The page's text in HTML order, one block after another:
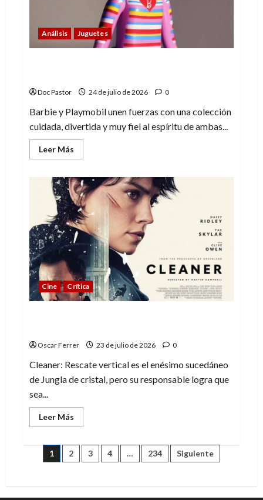
Análisis Juguetes
Doc Pastor 24 de julio de 2026 0
Barbie y Playmobil unen fuerzas con una colección
cuidada, divertida y muy fiel al espíritu de ambas...
Leer Más
más
Barbie
y
Playmobil:
una
alianza
que
encaja
a
la
perfección
Cine Crítica
Oscar Ferrer 23 de julio de 2026 0
Cleaner: Rescate vertical es el enésimo sucedáneo
de Jungla de cristal, pero su responsable logra que
sea...
Leer Más
más
Cleaner:
Rescate
vertical,
Paginación
1 2 3 4 … 234 Siguiente